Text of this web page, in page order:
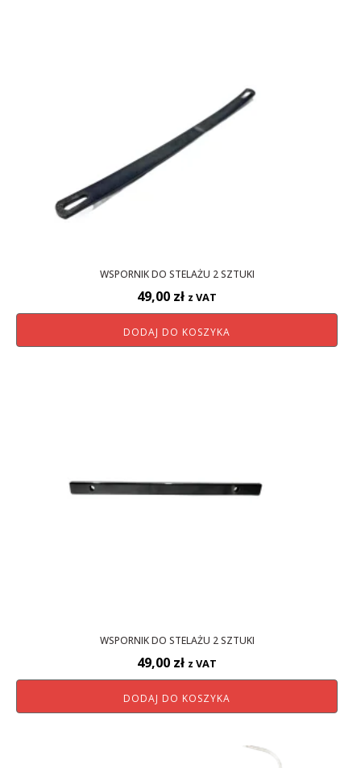
WSPORNIK DO STELAŻU 2 SZTUKI
49,00 zł z VAT
DODAJ DO KOSZYKA
WSPORNIK DO STELAŻU 2 SZTUKI
49,00 zł z VAT
DODAJ DO KOSZYKA